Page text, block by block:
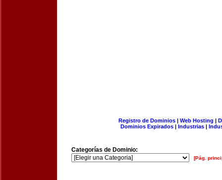
Registro de Dominios| Web Hosting |
Dominios Expirados | Industrias |
Categorías de Dominio:
[Pág.